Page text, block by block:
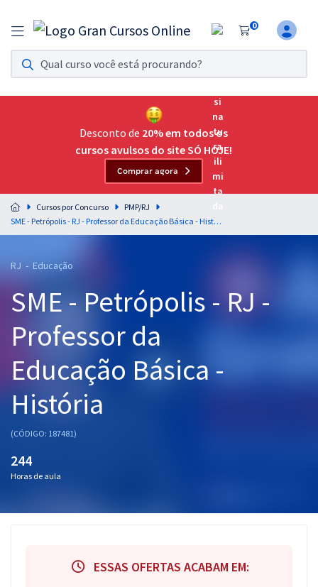
0
Assinatura Ilimitada 11
Acesso a todos os cursos. Teste grátis por 7 dias!
Assinatura OAB Até Passar
Acesso ilimitado a toda preparação para o Exame da
Residências Multiprofissionais
Preparação completa e intensiva para as principais
residências em saúde do Brasil
Cursos 20% OFF
Pós
Graduação
OAB
Questões grátis
Desconto de 20% em todos os
cursos avulsos do site SÓ HOJE!
Comprar agora
Cursos por Concurso
PMP/RJ
SME - Petrópolis - RJ - Professor da Educação Básica - História
RJ - Educação
SME - Petrópolis - RJ -
Professor da
Educação Básica -
História
(CÓDIGO: 187481)
244
Horas de aula
ESSAS OFERTAS ACABAM EM: